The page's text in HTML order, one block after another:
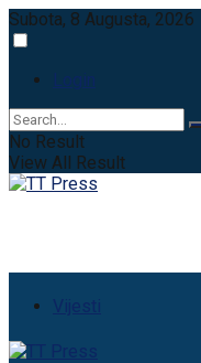
Subota, 8 Augusta, 2026
Login
No Result
View All Result
Vijesti